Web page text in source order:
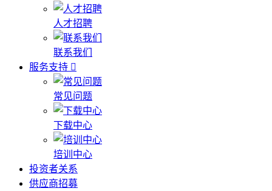
人才招聘
联系我们
服务支持
常见问题
下载中心
培训中心
投资者关系
供应商招募